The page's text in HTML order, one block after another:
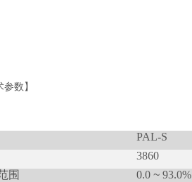
参数】
PAL-S
3860
围
0.0 ~93.0%